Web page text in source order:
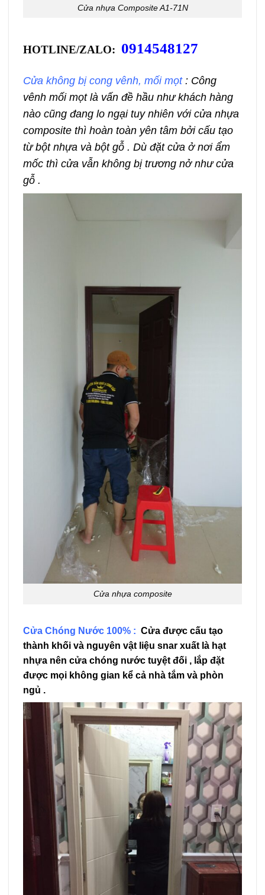
Cửa nhựa Composite A1-71N
HOTLINE/ZALO: 0914548127
Cửa không bị cong vênh, mối mọt: Công
vênh mối mọt là vấn đề hầu như khách hàng
nào cũng đang lo ngại tuy nhiên với cửa nhựa
composite thì hoàn toàn yên tâm bởi cấu tạo
từ bột nhựa và bột gỗ . Dù đặt cửa ở nơi ẩm
mốc thì cửa vẫn không bị trương nở như cửa
gỗ .
Cửa nhựa composite
Cửa Chóng Nước 100% : Cửa được cấu tạo
thành khối và nguyên vật liệu snar xuất là hạt
nhựa nên cửa chóng nước tuyệt đối , lắp đặt
được mọi không gian kể cả nhà tắm và phòn
ngủ .